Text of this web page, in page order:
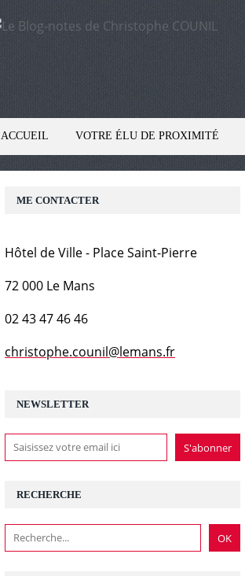
ACCUEIL VOTRE ÉLU DE PROXIMITÉ
NEWSLETTER
RECHERCHE
ME CONTACTER
Hôtel de Ville - Place Saint-Pierre
72 000 Le Mans
02 43 47 46 46
christophe.counil@lemans.fr